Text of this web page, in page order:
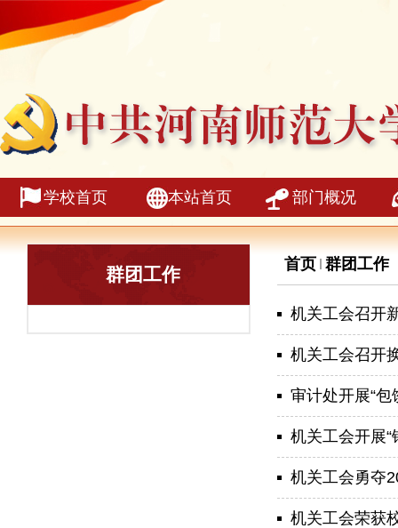
学校首页 本站首页 部门概况
群团工作 首页 群团工作
机关工会召开
机关工会召开
审计处开展“
机关工会开展
机关工会勇夺
机关工会荣获